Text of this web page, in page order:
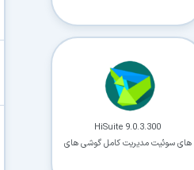
HiSuite 9.0.3.300
های‌ سوئیت مدیریت کامل گوشی‌ های
یک‌ساله)
حساب کاربری